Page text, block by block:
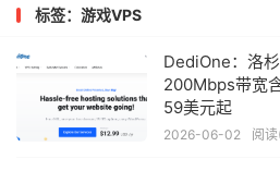
标签：游戏VPS
DediOne：洛
200Mbps带宽
59美元起
2026-06-02 阅